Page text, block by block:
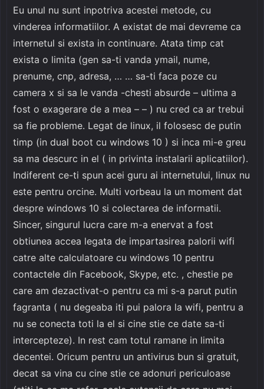
Eu unul nu sunt inpotriva acestei metode, cu
vinderea informatiilor. A existat de mai devreme ca
internetul si exista in continuare. Atata timp cat
exista o limita (gen sa-ti vanda ymail, nume,
prenume, cnp, adresa, … … sa-ti faca poze cu
camera x si sa le vanda -chesti absurde – ultima a
fost o exagerare de a mea – – ) nu cred ca ar trebui
sa fie probleme. Legat de linux, il folosesc de putin
timp (in dual boot cu windows 10 ) si inca mi-e greu
sa ma descurc in el ( in privinta instalarii aplicatiilor).
Indiferent ce-ti spun acei guru ai internetului, linux nu
este pentru orcine. Multi vorbeau la un moment dat
despre windows 10 si colectarea de informatii.
Sincer, singurul lucra care m-a enervat a fost
obtiunea accea legata de impartasirea palorii wifi
catre alte calculatoare cu windows 10 pentru
contactele din Facebook, Skype, etc. , chestie pe
care am dezactivat-o pentru ca mi s-a parut putin
fagranta ( nu degeaba iti pui palora la wifi, pentru a
nu se conecta toti la el si cine stie ce date sa-ti
intercepteze). In rest cam totul ramane in limita
decentei. Oricum pentru un antivirus bun si gratuit,
decat sa vina cu cine stie ce adonuri periculoase